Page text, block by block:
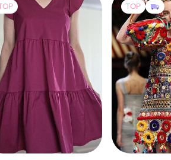
TOP